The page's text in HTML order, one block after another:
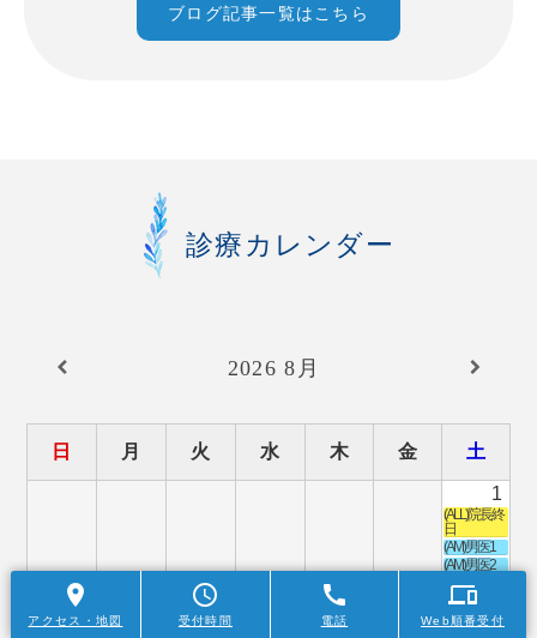
増えるイボ（脂漏性角化症）の原因と治療法｜
皮膚科専門医が解説
皮膚がんとはどんな症状？初期の兆候や受診
先、検査内容を紹介
徴や仕組みを比較
2025年12月23日
皮膚科の選び方の基本とは？一般皮膚科と美容
ブログ記事一覧はこちら
診療カレンダー
2026 8月
日 月 火 水 木 金 土
1
(ALL)院長終
日
(AM)男医1
(AM)男医2
(PM)女医
(PM)男医
2 4 7 8
place
アクセス・地図
schedule
受付時間
call
電話
devices
Web順番受付